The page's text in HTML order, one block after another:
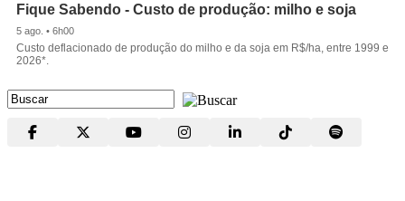
Fique Sabendo - Custo de produção: milho e soja
5 ago. • 6h00
Custo deflacionado de produção do milho e da soja em R$/ha, entre 1999 e
2026*.